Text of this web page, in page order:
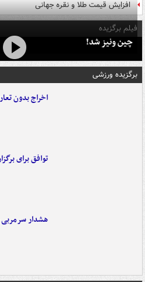
افزایش قیمت طلا و نقره جهانی
فیلم برگزیده
چین ونیز شد!
برگزیده ورزشی
اخراج بدون
توافق برای
هشدار